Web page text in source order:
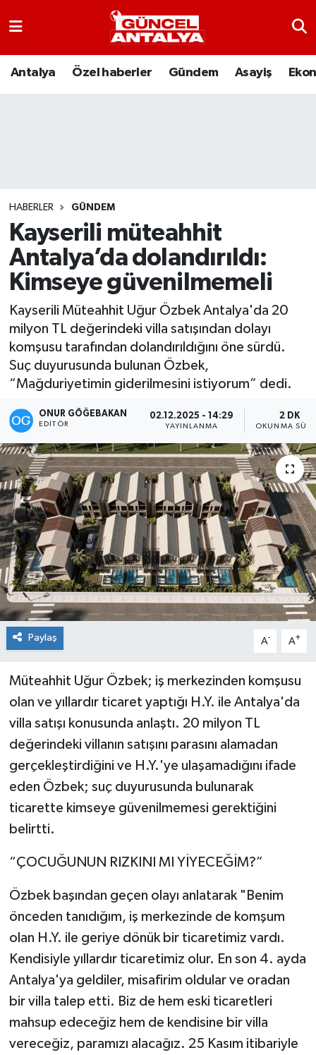
Antalya Özel haberler Gündem Asayiş
HABERLER GÜNDEM
Kayserili müteahhit
Antalya’da dolandırıldı:
Kimseye güvenilmemeli
Kayserili Müteahhit Uğur Özbek Antalya'da 20
milyon TL değerindeki villa satışından dolayı
komşusu tarafından dolandırıldığını öne sürdü.
Suç duyurusunda bulunan Özbek,
“Mağduriyetimin giderilmesini istiyorum” dedi.
ONUR GÖĞEBAKAN
EDITÖR
02.12.2025 - 14:29
YAYINLANMA
2 DK
OKUNMA
Paylaş A- A+
Müteahhit Uğur Özbek; iş merkezinden komşusu
olan ve yıllardır ticaret yaptığı H.Y. ile Antalya'da
villa satışı konusunda anlaştı. 20 milyon TL
değerindeki villanın satışını parasını alamadan
gerçekleştirdiğini ve H.Y.'ye ulaşamadığını ifade
eden Özbek; suç duyurusunda bulunarak
ticarette kimseye güvenilmemesi gerektiğini
belirtti.
“ÇOCUĞUNUN RIZKINI MI YİYECEĞİM?”
Özbek başından geçen olayı anlatarak "Benim
önceden tanıdığım, iş merkezinde de komşum
olan H.Y. ile geriye dönük bir ticaretimiz vardı.
Kendisiyle yıllardır ticaretimiz olur. En son 4. ayda
Antalya'ya geldiler, misafirim oldular ve oradan
bir villa talep etti. Biz de hem eski ticaretleri
mahsup edeceğiz hem de kendisine bir villa
vereceğiz, paramızı alacağız. 25 Kasım itibariyle
Antalya
Eğitim
Ekonomi
Gündem
Kültür-Sanat
Magazin
Özel haberler
Sağlık
Siyaset
Spor
Nöbetçi Eczaneler
Tüm Manşetler
Son Dakika Haberleri
Haber Arşivi